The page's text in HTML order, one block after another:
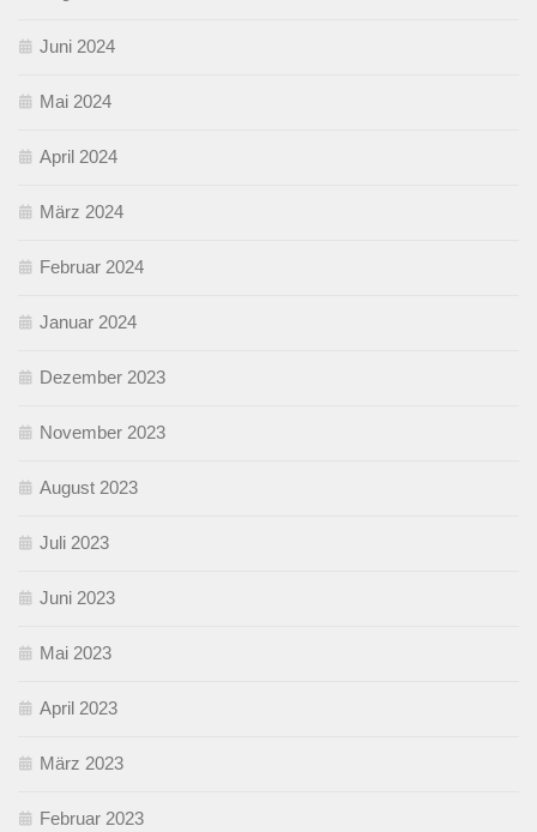
Juni 2024
Mai 2024
April 2024
März 2024
Februar 2024
Januar 2024
Dezember 2023
November 2023
August 2023
Juli 2023
Juni 2023
Mai 2023
April 2023
März 2023
Februar 2023